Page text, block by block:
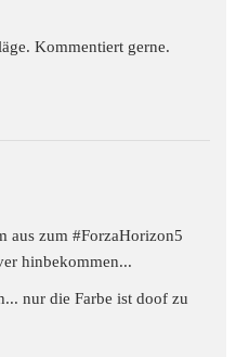
Kommentiert gerne.
aus zum#ForzaHorizon5
hinbekommen...
nur die Farbe ist doof zu